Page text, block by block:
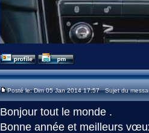
Posté le: Dim 05 Jan 2014 17:57 Sujet du
Bonjour tout le monde .
Bonne année et meilleurs